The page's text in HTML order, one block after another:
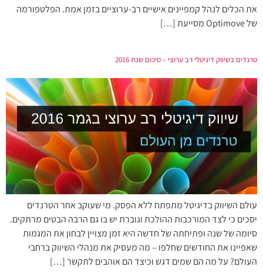
את הכלים לנהל קמפיינים אישיים רב-ערוציים בזמן אמת. הפלטפורמה
של Optimove מסייעת […]
טרנדים בשיווק דיגיטלי רב ערוצי – סיכום שנת 2016
עולם השיווק בדיגיטל מתפתח ללא הפסק. מי שעוקב אחר הטרנדים
יסכים כי לצד המורכבות ההולכת וגוברת יש בו גם הרבה הבטים מרתקים.
סיומה של שנה ופתיחתה של חדשה היא זמן מצויין לבחון את המגמות
שאפיינו את החודשים שחלפו – מה מעסיק את מנהלי השיווק ברחבי
העולם? על מה הם שמים דגש וכיצד הם אוהבים לתקשר […]